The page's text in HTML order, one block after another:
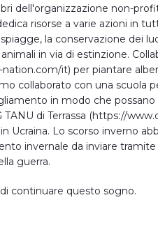
dell'organizzazione non-
risorse a varie azioni in
la conservazione dei
in via di estinzione.
it) per piantare
collaborato con una scuola
in modo che possano
di Terrassa (https://
Ucraina. Lo scorso inverno
invernale da inviare tramite
guerra.
continuare questo sogno.